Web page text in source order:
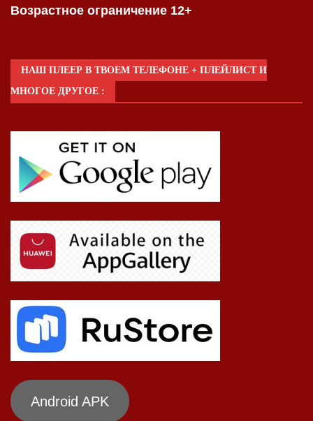
Возрастное ограничение 12+
НАШ ПЛЕЕР В ТВОЕМ ТЕЛЕФОНЕ + ПЛЕЙЛИСТ И
МНОГОЕ ДРУГОЕ :
Android APK